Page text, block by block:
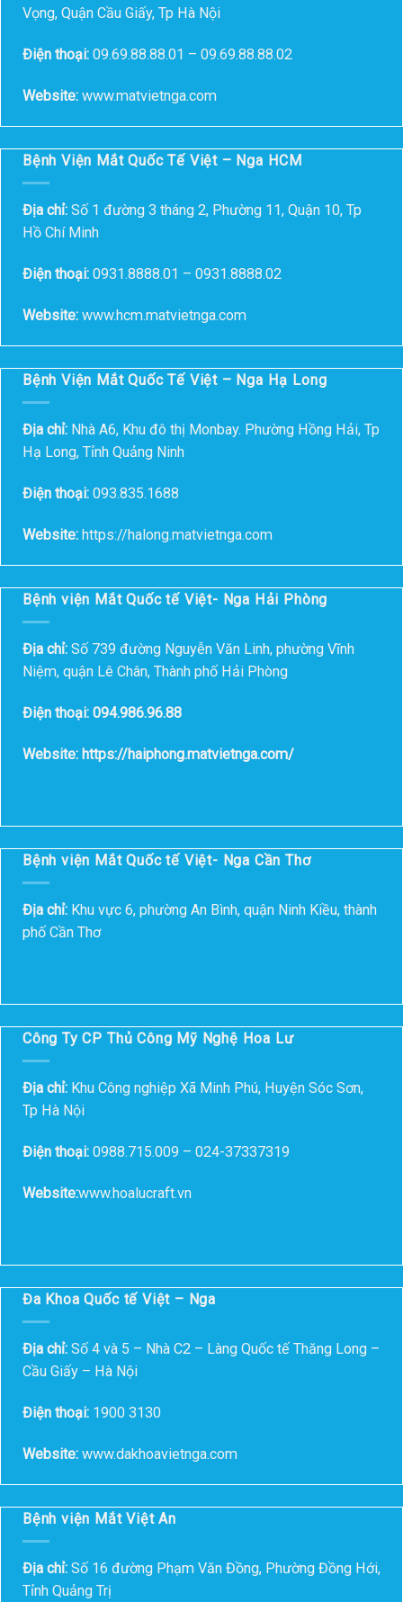
Vọng, Quận Cầu Giấy, Tp Hà Nội
Điện thoại: 09.69.88.88.01 – 09.69.88.88.02
Website: www.matvietnga.com
Bệnh Viện Mắt Quốc Tế Việt – Nga HCM
Địa chỉ: Số 1 đường 3 tháng 2, Phường 11, Quận 10, Tp
Hồ Chí Minh
Điện thoại: 0931.8888.01 – 0931.8888.02
Website: www.hcm.matvietnga.com
Bệnh Viện Mắt Quốc Tế Việt – Nga Hạ Long
Địa chỉ: Nhà A6, Khu đô thị Monbay. Phường Hồng Hải, Tp
Hạ Long, Tỉnh Quảng Ninh
Điện thoại: 093.835.1688
Website: https://halong.matvietnga.com
Bệnh viện Mắt Quốc tế Việt- Nga Hải Phòng
Địa chỉ: Số 739 đường Nguyễn Văn Linh, phường Vĩnh
Niệm, quận Lê Chân, Thành phố Hải Phòng
Điện thoại: 094.986.96.88
Website: https://haiphong.matvietnga.com/
Bệnh viện Mắt Quốc tế Việt- Nga Cần Thơ
Địa chỉ: Khu vực 6, phường An Bình, quận Ninh Kiều, thành
phố Cần Thơ
Công Ty CP Thủ Công Mỹ Nghệ Hoa Lư
Địa chỉ: Khu Công nghiệp Xã Minh Phú, Huyện Sóc Sơn,
Tp Hà Nội
Điện thoại: 0988.715.009 – 024-37337319
Website:www.hoalucraft.vn
Đa Khoa Quốc tế Việt – Nga
Địa chỉ: Số 4 và 5 – Nhà C2 – Làng Quốc tế Thăng Long –
Cầu Giấy – Hà Nội
Điện thoại: 1900 3130
Website: www.dakhoavietnga.com
Bệnh viện Mắt Việt An
Địa chỉ: Số 16 đường Phạm Văn Đồng, Phường Đồng Hới,
Tỉnh Quảng Trị